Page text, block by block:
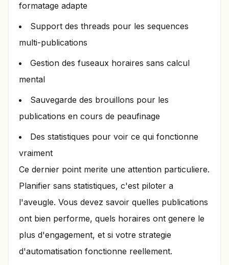
formatage adapte
Support des threads pour les sequences
multi-publications
Gestion des fuseaux horaires sans calcul
mental
Sauvegarde des brouillons pour les
publications en cours de peaufinage
Des statistiques pour voir ce qui fonctionne
vraiment
Ce dernier point merite une attention particuliere.
Planifier sans statistiques, c'est piloter a
l'aveugle. Vous devez savoir quelles publications
ont bien performe, quels horaires ont genere le
plus d'engagement, et si votre strategie
d'automatisation fonctionne reellement.